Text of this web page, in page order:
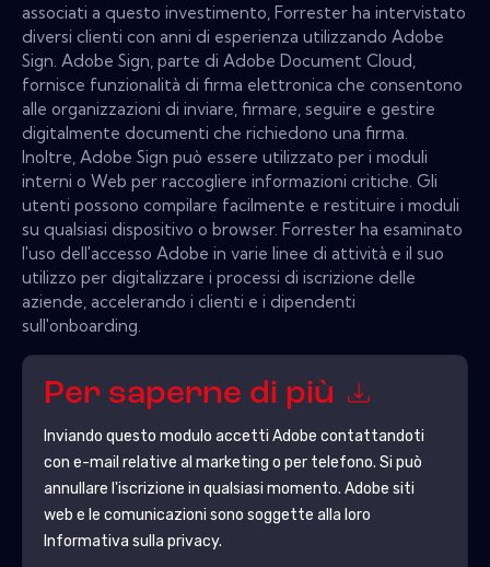
associati a questo investimento, Forrester ha intervistato
diversi clienti con anni di esperienza utilizzando Adobe
Sign. Adobe Sign, parte di Adobe Document Cloud,
fornisce funzionalità di firma elettronica che consentono
alle organizzazioni di inviare, firmare, seguire e gestire
digitalmente documenti che richiedono una firma.
Inoltre, Adobe Sign può essere utilizzato per i moduli
interni o Web per raccogliere informazioni critiche. Gli
utenti possono compilare facilmente e restituire i moduli
su qualsiasi dispositivo o browser. Forrester ha esaminato
l'uso dell'accesso Adobe in varie linee di attività e il suo
utilizzo per digitalizzare i processi di iscrizione delle
aziende, accelerando i clienti e i dipendenti
sull'onboarding.
Per saperne di più
Inviando questo modulo accetti Adobe contattandoti
con e-mail relative al marketing o per telefono. Si può
annullare l'iscrizione in qualsiasi momento. Adobe siti
web e le comunicazioni sono soggette alla loro
Informativa sulla privacy.